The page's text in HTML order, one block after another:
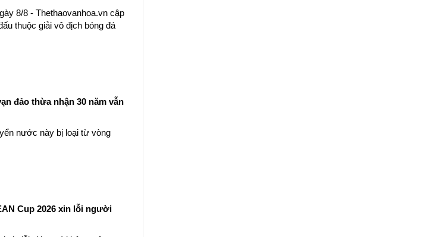
8/8 - Thethaovanhoa.vn cập
thuộc giải vô địch bóng đá
đảo thừa nhận 30 năm vẫn
nước này bị loại từ vòng
Cup 2026 xin lỗi người